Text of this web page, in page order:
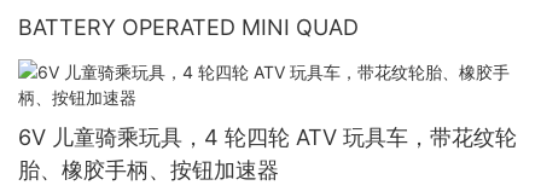
BATTERY OPERATED MINI QUAD
6V 儿童骑乘玩具，4 轮四轮 ATV 玩具车，带花纹轮
胎、橡胶手柄、按钮加速器